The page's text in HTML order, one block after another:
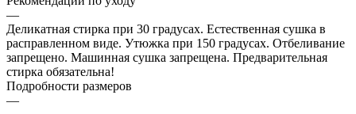
—
Деликатная стирка при 30 градусах. Естественная сушка в
расправленном виде. Утюжка при 150 градусах. Отбеливание
запрещено. Машинная сушка запрещена. Предварительная
стирка обязательна!
Подробности размеров
—